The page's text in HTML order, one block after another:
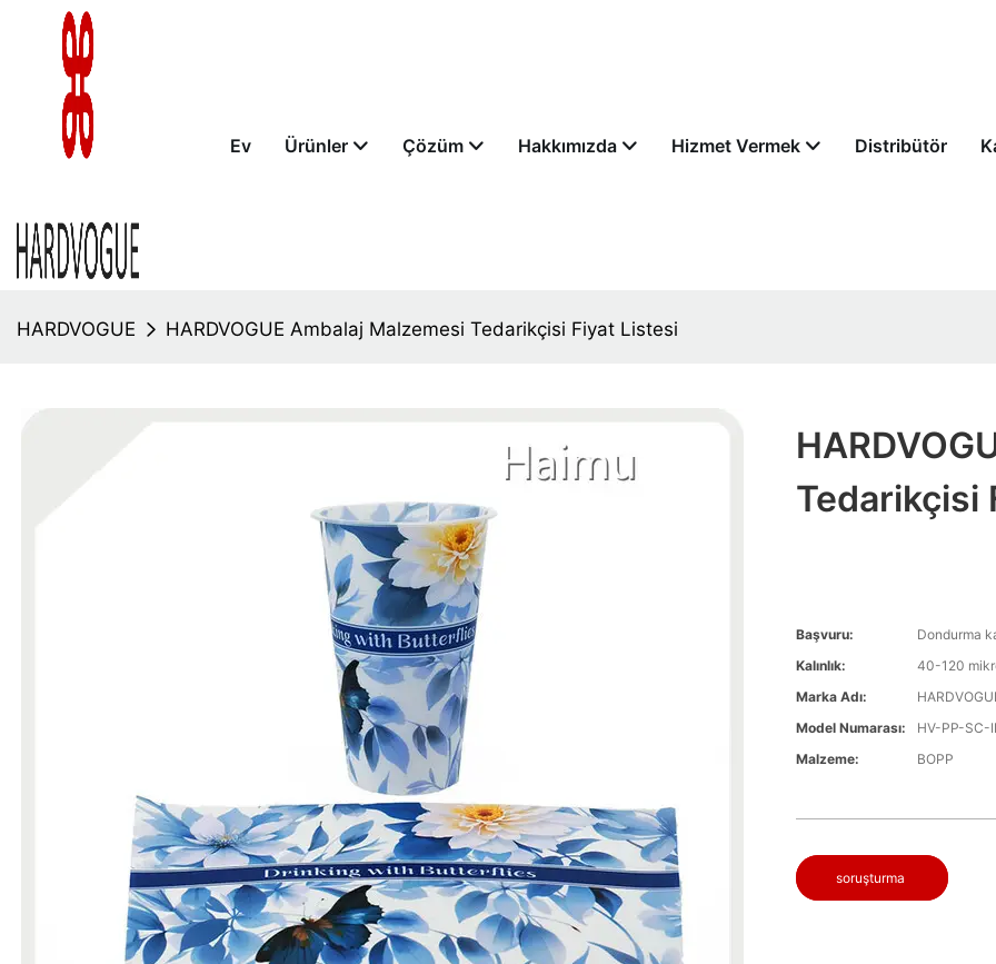
Ev Ürünler Çözüm Hakkımızda Hizmet Vermek Distribütör
HARDVOGUE HARDVOGUE Ambalaj Malzemesi Tedarikçisi Fiyat Listesi
Tedarikçisi
Başvuru:
Dondurma
Kalınlık:
40-120
Marka Adı:
Model Numarası:
HV-PP-SC-
Malzeme:
BOPP
soruşturma